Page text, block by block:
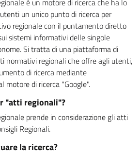
è un motore di ricerca che ha lo
un unico punto di ricerca per
regionale con il puntamento diretto
sistemi informativi delle singole
Si tratta di una piattaforma di
normativi regionali che offre agli utenti,
di ricerca mediante
motore di ricerca "Google".
"atti regionali"?
prende in considerazione gli atti
Regionali.
la ricerca?